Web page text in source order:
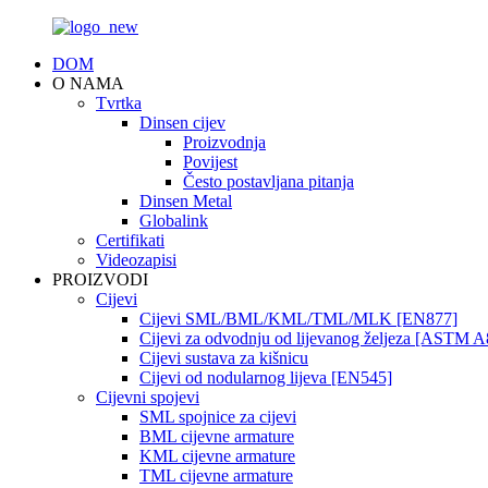
DOM
O NAMA
Tvrtka
Dinsen cijev
Proizvodnja
Povijest
Često postavljana pitanja
Dinsen Metal
Globalink
Certifikati
Videozapisi
PROIZVODI
Cijevi
Cijevi SML/BML/KML/TML/MLK [EN877]
Cijevi za odvodnju od lijevanog željeza [ASTM
Cijevi sustava za kišnicu
Cijevi od nodularnog lijeva [EN545]
Cijevni spojevi
SML spojnice za cijevi
BML cijevne armature
KML cijevne armature
TML cijevne armature